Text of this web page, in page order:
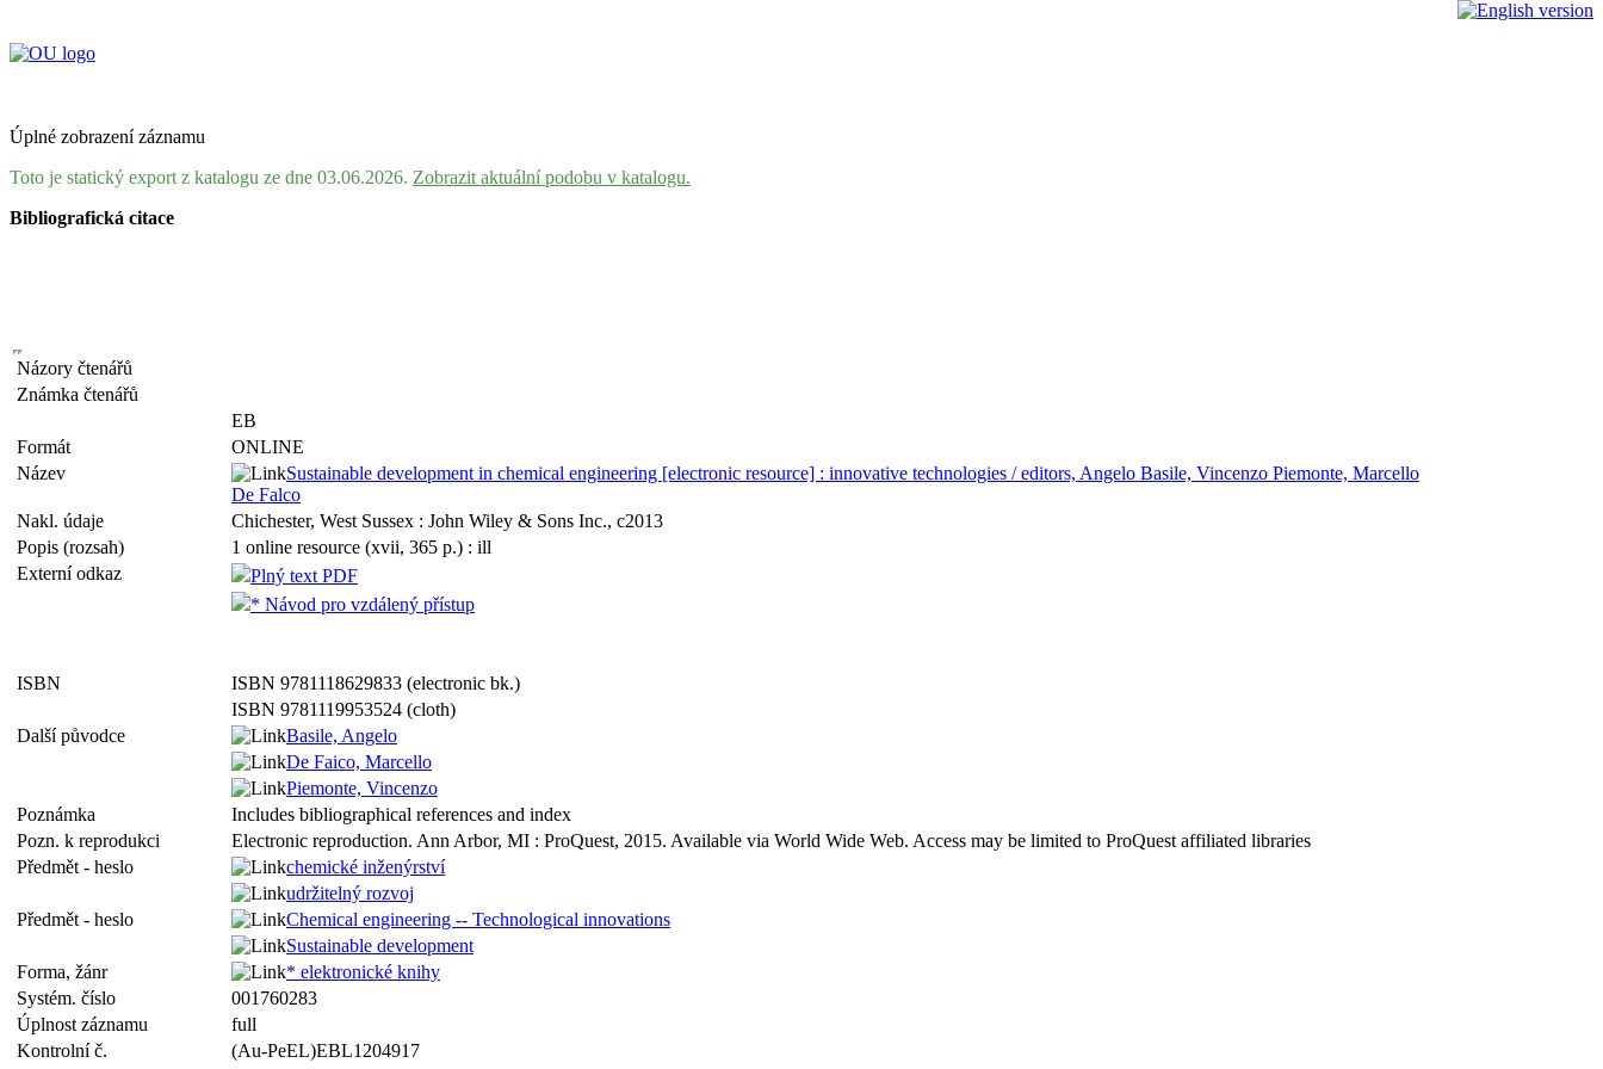
Úplné zobrazení záznamu
Toto je statický export z katalogu ze dne 03.06.2026. Zobrazit aktuální podobu v katalogu.
Bibliografická citace
Názory čtenářů
Známka čtenářů
EB
Formát
ONLINE
Název
Sustainable development in chemical engineering [electronic resource] : innovative technologies / editors, Angelo Basile, Vincenzo Piemonte, Marcello
De Falco
Nakl. údaje
Chichester, West Sussex : John Wiley & Sons Inc., c2013
Popis (rozsah)
1 online resource (xvii, 365 p.) : ill
Externí odkaz
Plný text PDF
* Návod pro vzdálený přístup
ISBN
ISBN 9781118629833 (electronic bk.)
ISBN 9781119953524 (cloth)
Další původce
Basile, Angelo
De Faico, Marcello
Piemonte, Vincenzo
Poznámka
Includes bibliographical references and index
Pozn. k reprodukci
Electronic reproduction. Ann Arbor, MI : ProQuest, 2015. Available via World Wide Web. Access may be limited to ProQuest affiliated libraries
Předmět - heslo
chemické inženýrství
udržitelný rozvoj
Předmět - heslo
Chemical engineering -- Technological innovations
Sustainable development
Forma, žánr
* elektronické knihy
Systém. číslo
001760283
Úplnost záznamu
full
Kontrolní č.
(Au-PeEL)EBL1204917